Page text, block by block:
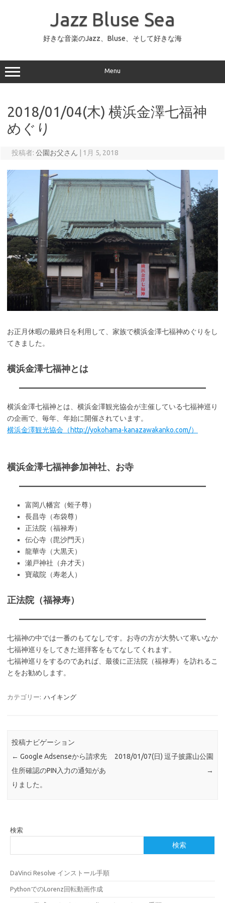
ッ
プ
Jazz Bluse Sea
好きな音楽のJazz、Bluse、そして好きな海
Menu
2018/01/04(木) 横浜金澤七福神
めぐり
投稿者: 公園お父さん 1月 5, 2018
お正月休暇の最終日を利用して、家族で横浜金澤七福神めぐりをし
てきました。
横浜金澤七福神とは
横浜金澤七福神とは、横浜金澤観光協会が主催している七福神巡り
の企画で、毎年、年始に開催されています。
横浜金澤観光協会（http://yokohama-kanazawakanko.com/）
横浜金澤七福神参加神社、お寺
富岡八幡宮（蛭子尊）
長昌寺（布袋尊）
正法院（福禄寿）
伝心寺（毘沙門天）
龍華寺（大黒天）
瀬戸神社（弁才天）
寶蔵院（寿老人）
正法院（福禄寿）
七福神の中では一番のもてなしです。お寺の方が大勢いて寒いなか
七福神巡りをしてきた巡拝客をもてなしてくれます。
七福神巡りをするのであれば、最後に正法院（福禄寿）を訪れるこ
とをお勧めします。
カテゴリー: ハイキング
投稿ナビゲーション
← Google Adsenseから請求先
住所確認のPIN入力の通知があ
りました。
2018/01/07(日) 逗子披露山公園
→
検索
検索
DaVinci Resolve インストール手順
PythonでのLorenz回転動画作成